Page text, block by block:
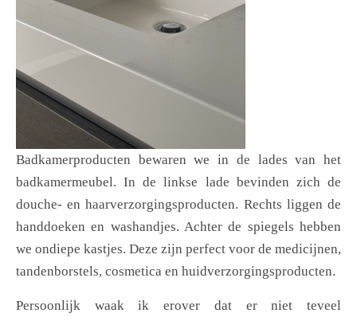
Badkamerproducten bewaren we in de lades van het
badkamermeubel. In de linkse lade bevinden zich de
douche- en haarverzorgingsproducten. Rechts liggen de
handdoeken en washandjes. Achter de spiegels hebben
we ondiepe kastjes. Deze zijn perfect voor de medicijnen,
tandenborstels, cosmetica en huidverzorgingsproducten.
Persoonlijk waak ik erover dat er niet teveel